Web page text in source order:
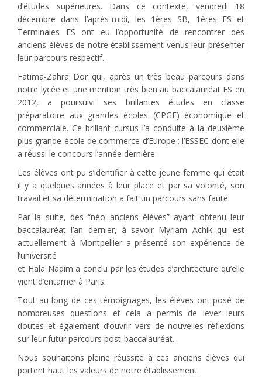
d’études supérieures. Dans ce contexte, vendredi 18
décembre dans l’après-midi, les 1ères SB, 1ères ES et
Terminales ES ont eu l’opportunité de rencontrer des
anciens élèves de notre établissement venus leur présenter
leur parcours respectif.
Fatima-Zahra Dor qui, après un très beau parcours dans
notre lycée et une mention très bien au baccalauréat ES en
2012, a poursuivi ses brillantes études en classe
préparatoire aux grandes écoles (CPGE) économique et
commerciale. Ce brillant cursus l’a conduite à la deuxième
plus grande école de commerce d’Europe : l’ESSEC dont elle
a réussi le concours l’année dernière.
Les élèves ont pu s’identifier à cette jeune femme qui était
il y a quelques années à leur place et par sa volonté, son
travail et sa détermination a fait un parcours sans faute.
Par la suite, des “néo anciens élèves” ayant obtenu leur
baccalauréat l’an dernier, à savoir Myriam Achik qui est
actuellement à Montpellier a présenté son expérience de
l’université
et Hala Nadim a conclu par les études d’architecture qu’elle
vient d’entamer à Paris.
Tout au long de ces témoignages, les élèves ont posé de
nombreuses questions et cela a permis de lever leurs
doutes et également d’ouvrir vers de nouvelles réflexions
sur leur futur parcours post-baccalauréat.
Nous souhaitons pleine réussite à ces anciens élèves qui
portent haut les valeurs de notre établissement.